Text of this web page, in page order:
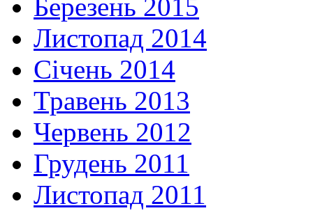
Березень 2015
Листопад 2014
Січень 2014
Травень 2013
Червень 2012
Грудень 2011
Листопад 2011